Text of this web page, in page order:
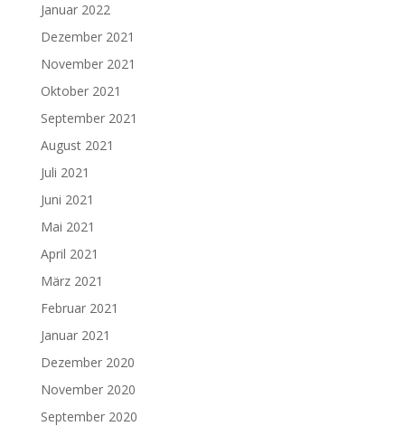
Januar 2022
Dezember 2021
November 2021
Oktober 2021
September 2021
August 2021
Juli 2021
Juni 2021
Mai 2021
April 2021
März 2021
Februar 2021
Januar 2021
Dezember 2020
November 2020
September 2020